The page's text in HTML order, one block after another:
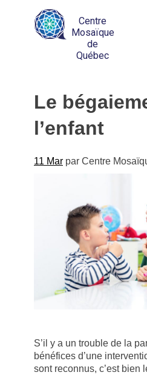
Centre
Mosaïque
de
Québec
Le
l’enfant
11 Mar par Centre
S’il y a un trouble de la
bénéfices d’une
sont reconnus, c’est bien